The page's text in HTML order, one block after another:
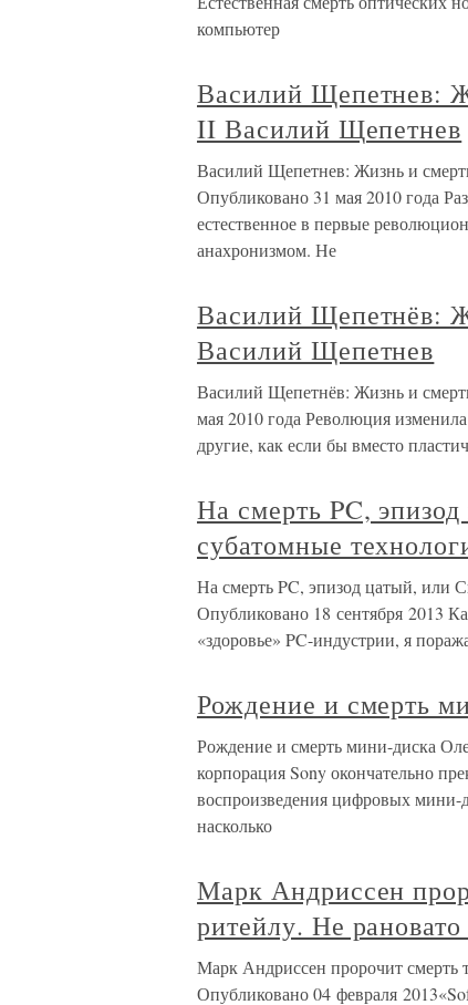
компьютер
Василий Щепетнев:
II Василий Щепетнев
Василий Щепетнев: Жизнь и
Опубликовано 31 мая 2010 года
естественное в первые
анахронизмом. Не
Василий Щепетнёв:
Василий Щепетнев
Василий Щепетнёв: Жизнь и
мая 2010 года Революция
другие, как если бы вместо
На смерть PC,
субатомные
На смерть PC, эпизод цатый, или
Опубликовано 18 сентября 2013
«здоровье» PC-индустрии, я
Рождение и смерть
Рождение и смерть мини-диска
корпорация Sony окончательно
воспроизведения цифровых мини-
насколько
Марк Андриссен
ритейлу. Не
Марк Андриссен пророчит смерть
Опубликовано 04 февраля